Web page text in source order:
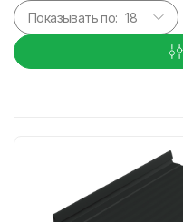
Показывать по: